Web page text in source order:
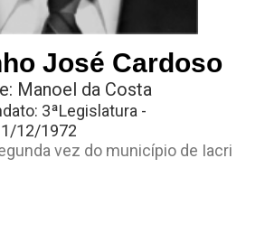
José Cardoso
Manoel da Costa
3ªLegislatura -
12/1972
vez do município de Iacri